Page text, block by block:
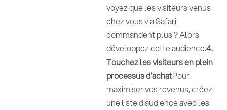
voyez que les visiteurs venus
chez vous via Safari
commandent plus ? Alors
développez cette audience.4.
Touchez les visiteurs en plein
processus d'achatPour
maximiser vos revenus, créez
une liste d'audience avec les